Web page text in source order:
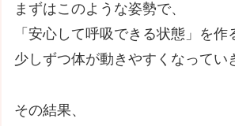
まずはこのような姿勢で、
「安心して呼吸できる状態」を作
少しずつ体が動きやすくなってい
その結果、